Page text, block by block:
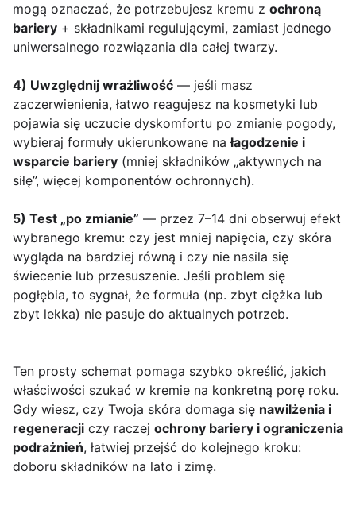
mogą oznaczać, że potrzebujesz kremu z ochroną
bariery + składnikami regulującymi, zamiast jednego
uniwersalnego rozwiązania dla całej twarzy.
4) Uwzględnij wrażliwość — jeśli masz
zaczerwienienia, łatwo reagujesz na kosmetyki lub
pojawia się uczucie dyskomfortu po zmianie pogody,
wybieraj formuły ukierunkowane nałagodzenie i
wsparcie bariery (mniej składników „aktywnych na
siłę”, więcej komponentów ochronnych).
5) Test „po zmianie” — przez 7–14 dni obserwuj efekt
wybranego kremu: czy jest mniej napięcia, czy skóra
wygląda na bardziej równą i czy nie nasila się
świecenie lub przesuszenie. Jeśli problem się
pogłębia, to sygnał, że formuła (np. zbyt ciężka lub
zbyt lekka) nie pasuje do aktualnych potrzeb.
Ten prosty schemat pomaga szybko określić, jakich
właściwości szukać w kremie na konkretną porę roku.
Gdy wiesz, czy Twoja skóra domaga się nawilżenia i
regeneracji czy raczej ochrony bariery i ograniczenia
podrażnień, łatwiej przejść do kolejnego kroku:
doboru składników na lato i zimę.